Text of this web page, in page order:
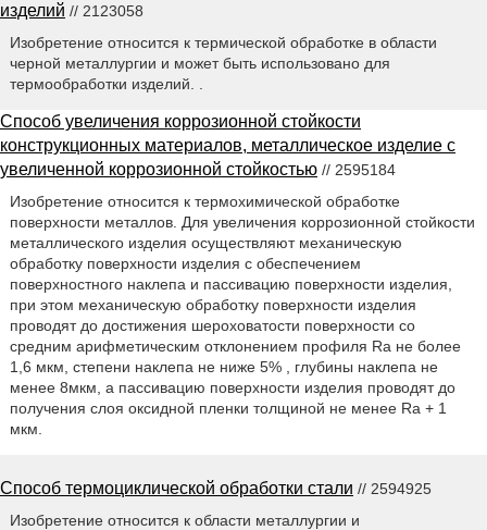
изделий // 2123058
Изобретение относится к термической обработке в области
черной металлургии и может быть использовано для
термообработки изделий. .
Способ увеличения коррозионной стойкости
конструкционных материалов, металлическое изделие с
увеличенной коррозионной стойкостью // 2595184
Изобретение относится к термохимической обработке
поверхности металлов. Для увеличения коррозионной стойкости
металлического изделия осуществляют механическую
обработку поверхности изделия с обеспечением
поверхностного наклепа и пассивацию поверхности изделия,
при этом механическую обработку поверхности изделия
проводят до достижения шероховатости поверхности со
средним арифметическим отклонением профиля Ra не более
1,6 мкм, степени наклепа не ниже 5% , глубины наклепа не
менее 8мкм, а пассивацию поверхности изделия проводят до
получения слоя оксидной пленки толщиной не менее Ra + 1
мкм.
Способ термоциклической обработки стали // 2594925
Изобретение относится к области металлургии и